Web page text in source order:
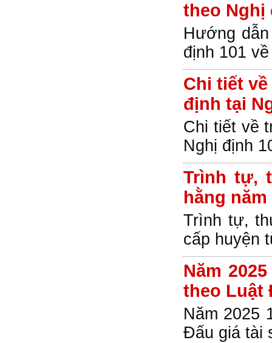
theo Nghị
Hướng
định 101
Chi tiết
định tại
Chi tiết về
Nghị định
Trình tự,
hằng
Trình tự,
cấp huyện
Năm
theo Luật
Năm 2025
Đấu giá tài